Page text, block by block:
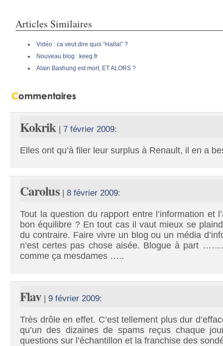
Articles Similaires
Vidéo : ca veut dire quoi “Hallal” ?
Nouveau blog : keeg.fr
Alain Bashung est mort, ET ALORS ?
Kokrik | 7 février 2009:
Elles ont qu’à filer leur surplus à Renault, il en a
Carolus| 8 février 2009:
Tout la question du rapport entre l’information et
bon équilibre ? En tout cas il vaut mieux se
du contraire. Faire vivre un blog ou un média
n’est certes pas chose aisée. Blogue à part
comme ça mesdames …..
Flav |9 février 2009:
Très drôle en effet. C’est tellement plus dur
qu’un des dizaines de spams reçus chaque
questions sur l’échantillon et la franchise des